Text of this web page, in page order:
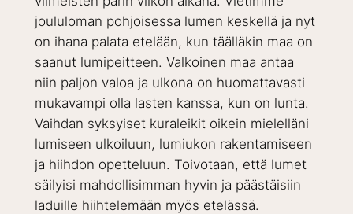
joululoman pohjoisessa lumen keskellä ja nyt
on ihana palata etelään, kun täälläkin maa on
saanut lumipeitteen. Valkoinen maa antaa
niin paljon valoa ja ulkona on huomattavasti
mukavampi olla lasten kanssa, kun on lunta.
Vaihdan syksyiset kuraleikit oikein mielelläni
lumiseen ulkoiluun, lumiukon rakentamiseen
ja hiihdon opetteluun. Toivotaan, että lumet
säilyisi mahdollisimman hyvin ja päästäisiin
laduille hiihtelemään myös etelässä.